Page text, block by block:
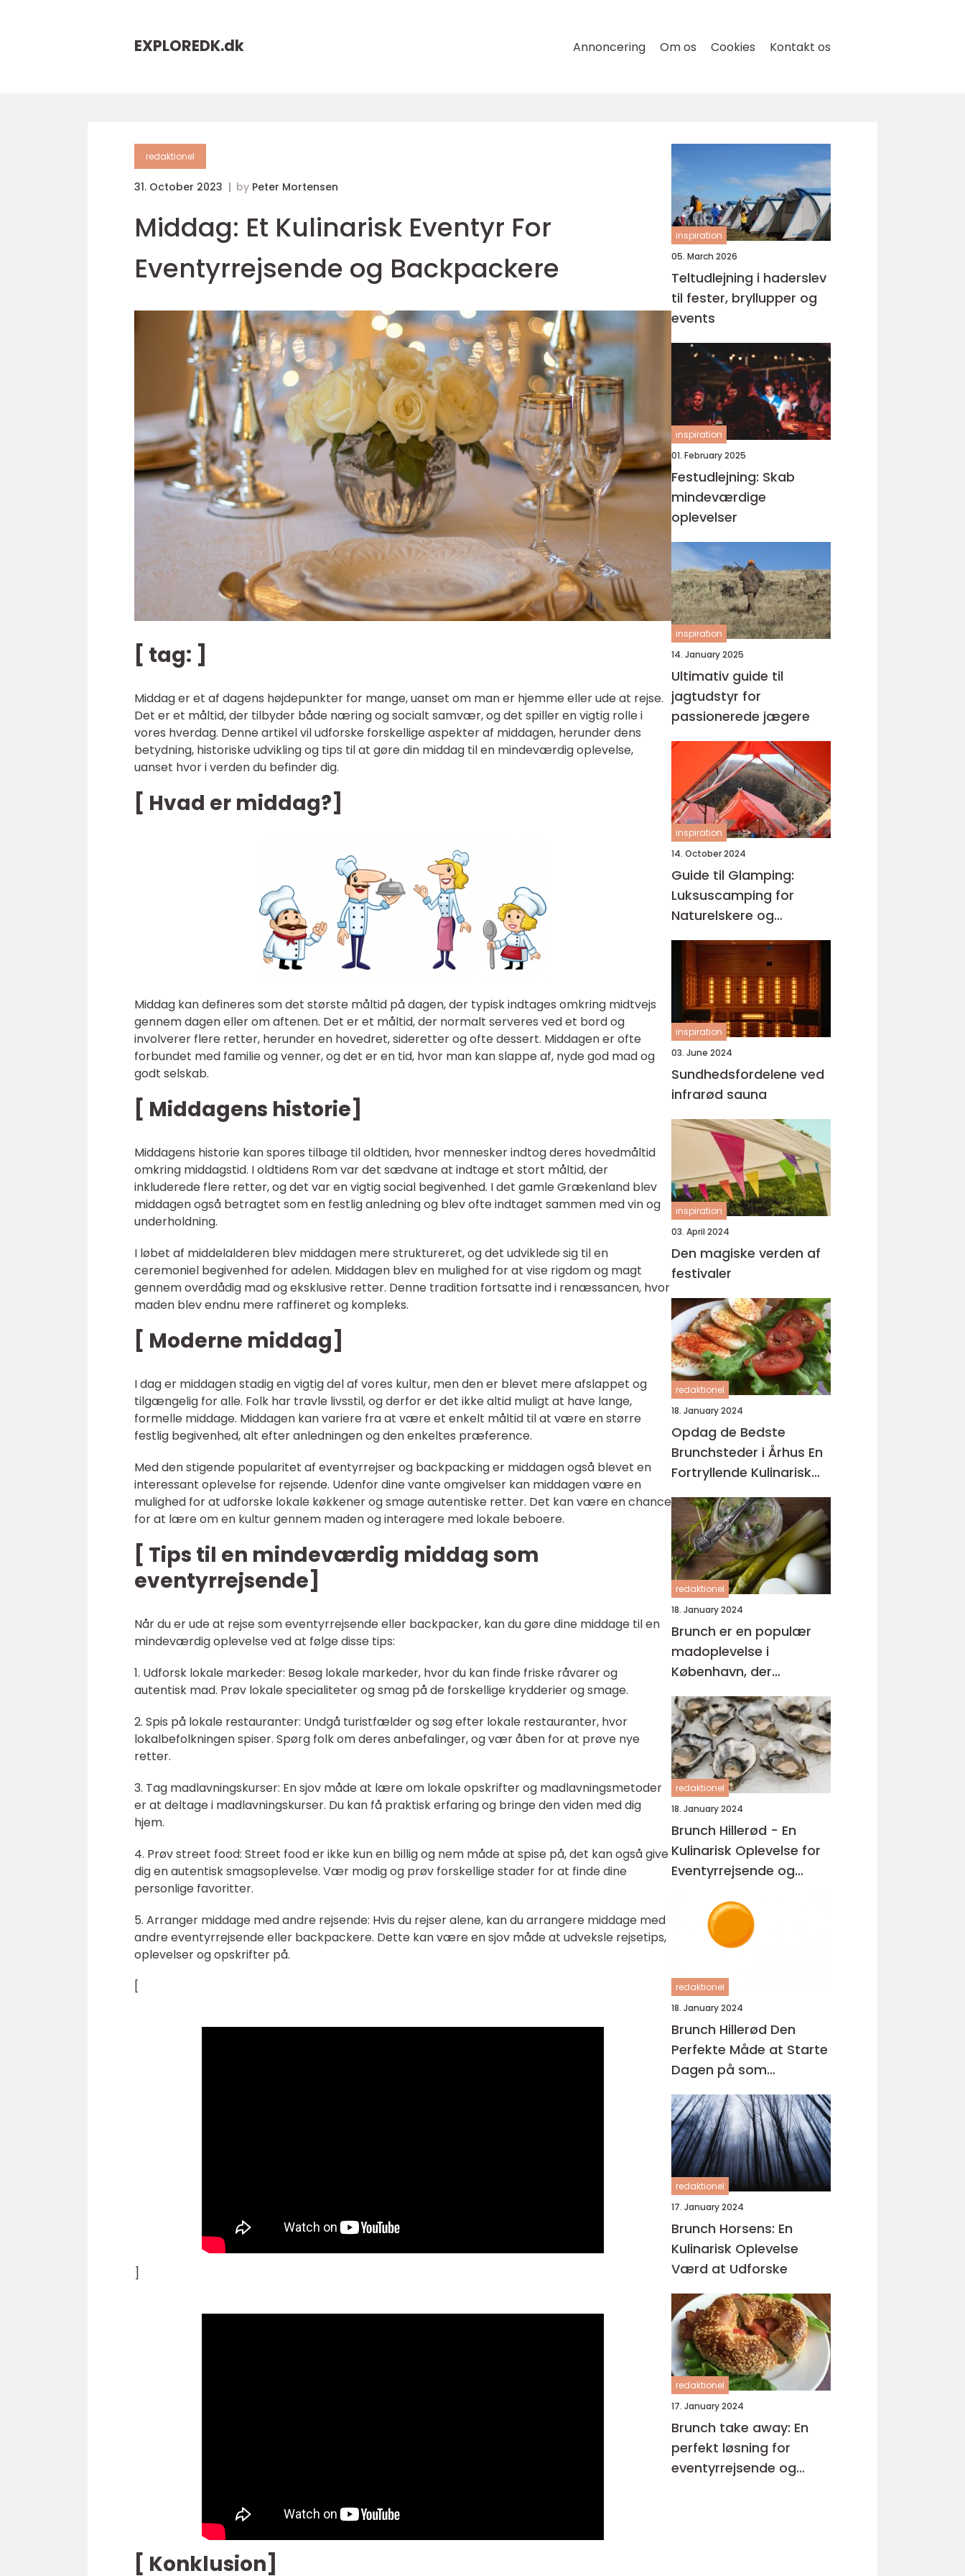
EXPLOREDK.dk Annoncering Om os Cookies Kontakt os
redaktionel
31. October 2023 by Peter Mortensen
Middag: Et Kulinarisk Eventyr For
Eventyrrejsende og Backpackere
[ tag: ]
Middag er et af dagens højdepunkter for mange, uanset om man er hjemme eller ude at rejse.
Det er et måltid, der tilbyder både næring og socialt samvær, og det spiller en vigtig rolle i
vores hverdag. Denne artikel vil udforske forskellige aspekter af middagen, herunder dens
betydning, historiske udvikling og tips til at gøre din middag til en mindeværdig oplevelse,
uanset hvor i verden du befinder dig.
[ Hvad er middag?]
Middag kan defineres som det største måltid på dagen, der typisk indtages omkring midtvejs
gennem dagen eller om aftenen. Det er et måltid, der normalt serveres ved et bord og
involverer flere retter, herunder en hovedret, sideretter og ofte dessert. Middagen er ofte
forbundet med familie og venner, og det er en tid, hvor man kan slappe af, nyde god mad og
godt selskab.
[ Middagens historie]
Middagens historie kan spores tilbage til oldtiden, hvor mennesker indtog deres hovedmåltid
omkring middagstid. I oldtidens Rom var det sædvane at indtage et stort måltid, der
inkluderede flere retter, og det var en vigtig social begivenhed. I det gamle Grækenland blev
middagen også betragtet som en festlig anledning og blev ofte indtaget sammen med vin og
underholdning.
I løbet af middelalderen blev middagen mere struktureret, og det udviklede sig til en
ceremoniel begivenhed for adelen. Middagen blev en mulighed for at vise rigdom og magt
gennem overdådig mad og eksklusive retter. Denne tradition fortsatte ind i renæssancen, hvor
maden blev endnu mere raffineret og kompleks.
[ Moderne middag]
I dag er middagen stadig en vigtig del af vores kultur, men den er blevet mere afslappet og
tilgængelig for alle. Folk har travle livsstil, og derfor er det ikke altid muligt at have lange,
formelle middage. Middagen kan variere fra at være et enkelt måltid til at være en større
festlig begivenhed, alt efter anledningen og den enkeltes præference.
Med den stigende popularitet af eventyrrejser og backpacking er middagen også blevet en
interessant oplevelse for rejsende. Udenfor dine vante omgivelser kan middagen være en
mulighed for at udforske lokale køkkener og smage autentiske retter. Det kan være en chance
for at lære om en kultur gennem maden og interagere med lokale beboere.
[ Tips til en mindeværdig middag som
eventyrrejsende]
Når du er ude at rejse som eventyrrejsende eller backpacker, kan du gøre dine middage til en
mindeværdig oplevelse ved at følge disse tips:
1. Udforsk lokale markeder: Besøg lokale markeder, hvor du kan finde friske råvarer og
autentisk mad. Prøv lokale specialiteter og smag på de forskellige krydderier og smage.
2. Spis på lokale restauranter: Undgå turistfælder og søg efter lokale restauranter, hvor
lokalbefolkningen spiser. Spørg folk om deres anbefalinger, og vær åben for at prøve nye
retter.
3. Tag madlavningskurser: En sjov måde at lære om lokale opskrifter og madlavningsmetoder
er at deltage i madlavningskurser. Du kan få praktisk erfaring og bringe den viden med dig
hjem.
4. Prøv street food: Street food er ikke kun en billig og nem måde at spise på, det kan også give
dig en autentisk smagsoplevelse. Vær modig og prøv forskellige stader for at finde dine
personlige favoritter.
5. Arranger middage med andre rejsende: Hvis du rejser alene, kan du arrangere middage med
andre eventyrrejsende eller backpackere. Dette kan være en sjov måde at udveksle rejsetips,
oplevelser og opskrifter på.
[
]
[ Konklusion]
inspiration
05. March 2026
Teltudlejning i haderslev
til fester, bryllupper og
events
inspiration
01. February 2025
Festudlejning: Skab
mindeværdige
oplevelser
inspiration
14. January 2025
Ultimativ guide til
jagtudstyr for
passionerede jægere
inspiration
14. October 2024
Guide til Glamping:
Luksuscamping for
Naturelskere og
Komfortentusiaster
inspiration
03. June 2024
Sundhedsfordelene ved
infrarød sauna
inspiration
03. April 2024
Den magiske verden af
festivaler
redaktionel
18. January 2024
Opdag de Bedste
Brunchsteder i Århus En
Fortryllende Kulinarisk
Rejse
redaktionel
18. January 2024
Brunch er en populær
madoplevelse i
København, der
kombinerer elementer
fra morgenmad og
frokost
redaktionel
18. January 2024
Brunch Hillerød - En
Kulinarisk Oplevelse for
Eventyrrejsende og
redaktionel
18. January 2024
Brunch Hillerød Den
Perfekte Måde at Starte
Dagen på som
Eventyrrejsende eller
Backpacker
redaktionel
17. January 2024
Brunch Horsens: En
Kulinarisk Oplevelse
Værd at Udforske
redaktionel
17. January 2024
Brunch take away: En
perfekt løsning for
eventyrrejsende og